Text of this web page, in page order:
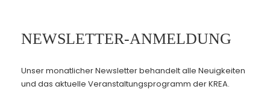
NEWSLETTER-ANMELDUNG
Unser monatlicher Newsletter behandelt alle Neuigkeiten
und das aktuelle Veranstaltungsprogramm der KREA.